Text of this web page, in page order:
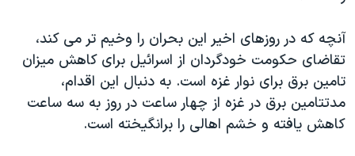
آنچه که در روزهای اخیر این بحران را وخیم تر می کند،
تقاضای حکومت خودگردان از اسرائیل برای کاهش میزان
تامین برق برای نوار غزه است. به دنبال این اقدام،
مدتتامین برق در غزه از چهار ساعت در روز به سه ساعت
کاهش یافته و خشم اهالی را برانگیخته است.